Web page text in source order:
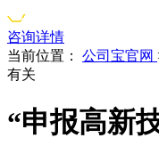
咨询详情
当前位置：
公司宝官网
有关
“申报高新